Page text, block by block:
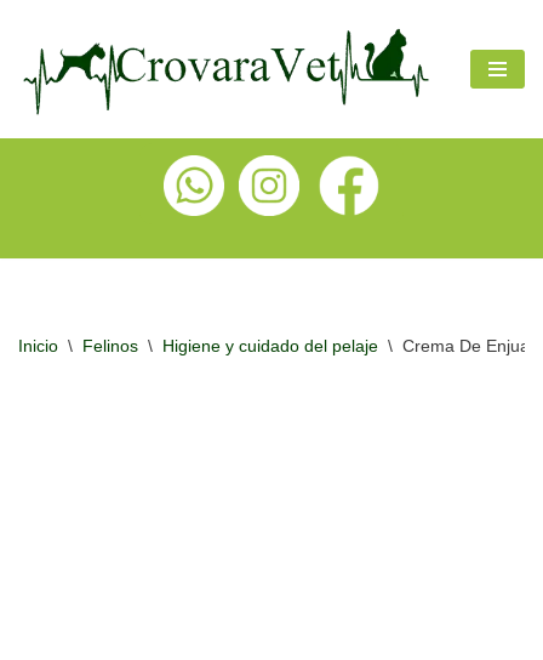
Inicio \ Felinos \ Higiene y cuidado del pelaje \ Crema De